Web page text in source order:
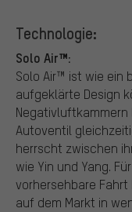
Technologie:
Solo Air™:
Solo Air™ ist wie ein
aufgeklärte Design
Negativluftkammern
Autoventil
herrscht zwischen
wie Yin und Yang.
vorhersehbare
auf dem Markt in